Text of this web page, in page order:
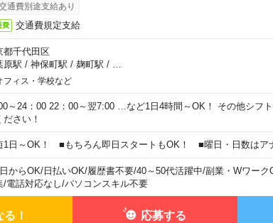
通費別途支給あり
費 交通費規定支給
都千代田区
原駅 / 神保町駅 / 麹町駅 /
フィス・学校など
～24：00 22：00～翌7:00 …など1日4時間～OK！ その他シフ
ださい！
1日～OK！ ■もちろん即日スタートもOK！ ■曜日・日数はア
からOK/日払いOK/履歴書不要/40～50代活躍中/副業・Wワーク
/電話対応なし/パソコンスキル不要
！ 応募する